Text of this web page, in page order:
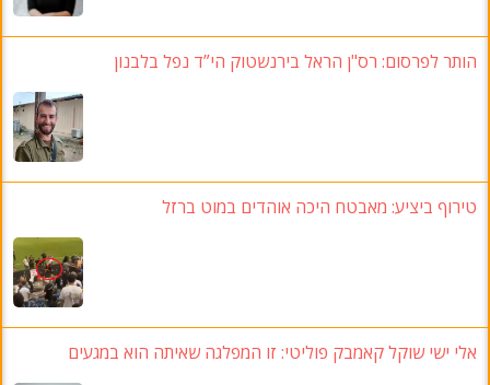
הותר לפרסום: רס"ן הראל בירנשטוק הי”ד נפל בלבנון
טירוף ביציע: מאבטח היכה אוהדים במוט ברזל
אלי ישי שוקל קאמבק פוליטי: זו המפלגה שאיתה הוא במגעים